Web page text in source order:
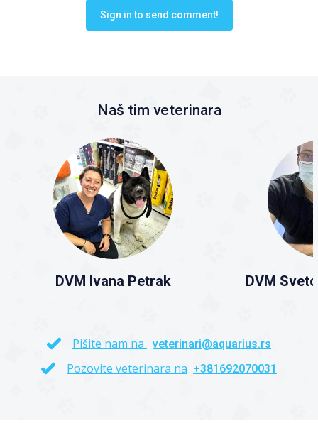
Sign in to send comment!
Naš tim veterinara
DVM Ivana Petrak DVM
Pišite nam na veterinari@aquarius.rs
Pozovite veterinara na +381692070031